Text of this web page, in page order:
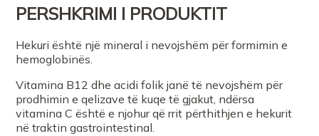
Farmaci Liveta Tirane
FARMACI NR 3 ELBASAN
FARMACI GJERMANE 2 ELBASAN
PERSHKRIMI I PRODUKTIT
Hekuri është një mineral i nevojshëm për formimin e
hemoglobinës.
Vitamina B12 dhe acidi folik janë të nevojshëm për
prodhimin e qelizave të kuqe të gjakut, ndërsa
vitamina C është e njohur që rrit përthithjen e hekurit
në traktin gastrointestinal.